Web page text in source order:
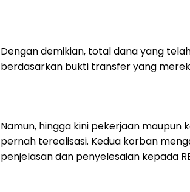
Dengan demikian, total dana yang
berdasarkan bukti transfer yang
Namun, hingga kini pekerjaan maupun
pernah terealisasi. Kedua korban
penjelasan dan penyelesaian kepada